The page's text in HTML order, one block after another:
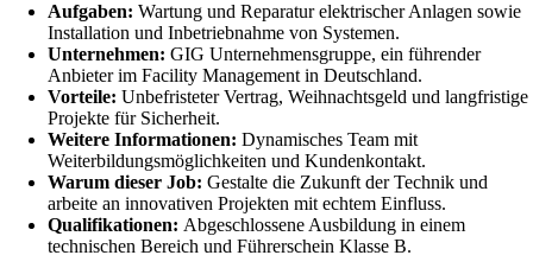
Aufgaben: Wartung und Reparatur elektrischer Anlagen sowie
Installation und Inbetriebnahme von Systemen.
Unternehmen: GIG Unternehmensgruppe, ein führender
Anbieter im Facility Management in Deutschland.
Vorteile: Unbefristeter Vertrag, Weihnachtsgeld und langfristige
Projekte für Sicherheit.
Weitere Informationen: Dynamisches Team mit
Weiterbildungsmöglichkeiten und Kundenkontakt.
Warum dieser Job: Gestalte die Zukunft der Technik und
arbeite an innovativen Projekten mit echtem Einfluss.
Qualifikationen: Abgeschlossene Ausbildung in einem
technischen Bereich und Führerschein Klasse B.